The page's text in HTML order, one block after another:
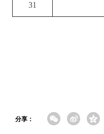
31
分享：